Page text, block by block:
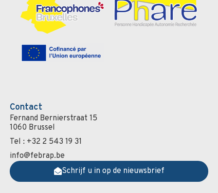
Contact
Fernand Bernierstraat 15
1060 Brussel
Tel : +32 2 543 19 31
info@febrap.be
Schrijf u in op de nieuwsbrief